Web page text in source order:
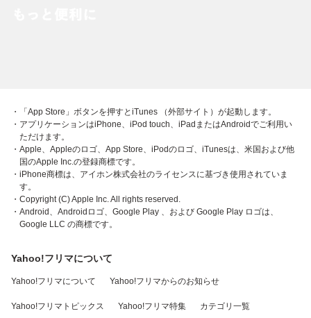
・「App Store」ボタンを押すとiTunes （外部サイト）が起動します。
・アプリケーションはiPhone、iPod touch、iPadまたはAndroidでご利用い
ただけます。
・Apple、Appleのロゴ、App Store、iPodのロゴ、iTunesは、米国および他
国のApple Inc.の登録商標です。
・iPhone商標は、アイホン株式会社のライセンスに基づき使用されていま
す。
・Copyright (C) Apple Inc. All rights reserved.
・Android、Androidロゴ、Google Play 、および Google Play ロゴは、
Google LLC の商標です。
Yahoo!フリマについて
Yahoo!フリマについて Yahoo!フリマからのお知らせ
Yahoo!フリマトピックス Yahoo!フリマ特集 カテゴリ一覧